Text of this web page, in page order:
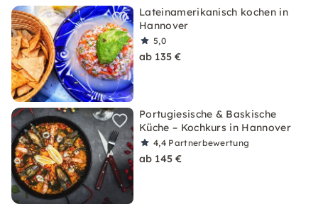
Lateinamerikanisch kochen in
Hannover
5,0
ab 135 €
Portugiesische & Baskische
Küche – Kochkurs in Hannover
4,4 Partnerbewertung
ab 145 €